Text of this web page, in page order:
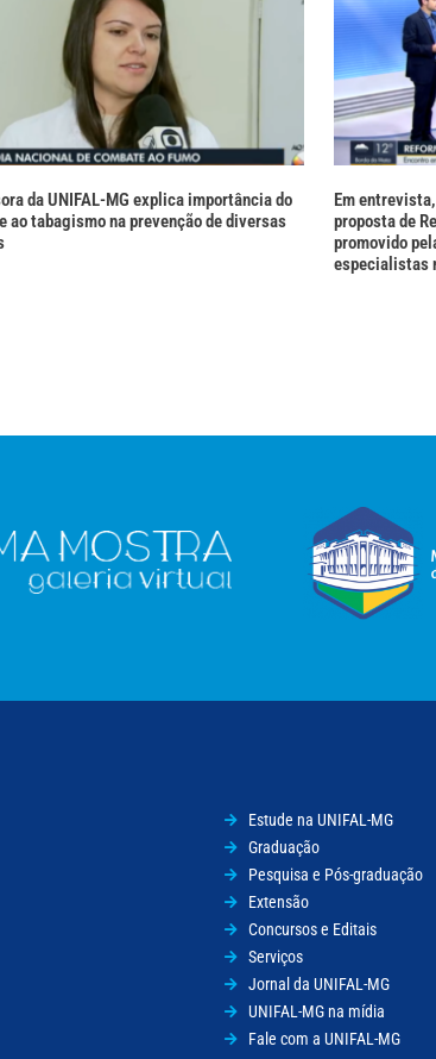
da UNIFAL-MG explica importância do
ao tabagismo na prevenção de diversas
Em
proposta de
promovido
especialistas
Estude na UNIFAL-MG
Graduação
Pesquisa e Pós-graduação
Extensão
Concursos e Editais
Serviços
Jornal da UNIFAL-MG
UNIFAL-MG na mídia
Fale com a UNIFAL-MG